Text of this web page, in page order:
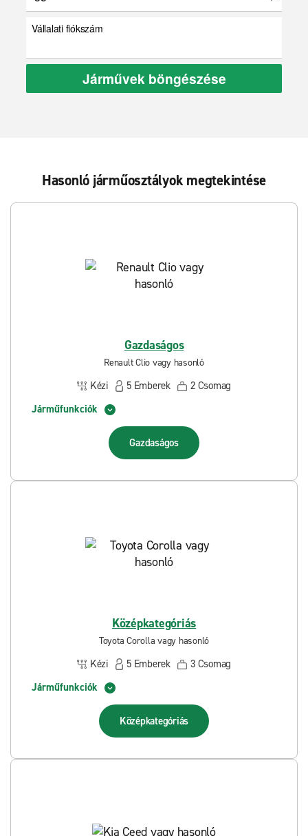
Vállalati fiókszám
Járművek böngészése
Hasonló járműosztályok megtekintése
Gazdaságos
Renault Clio vagy hasonló
Kézi 5 Emberek 2 Csomag
Járműfunkciók
Gazdaságos
Középkategóriás
Toyota Corolla vagy hasonló
Kézi 5 Emberek 3 Csomag
Járműfunkciók
Középkategóriás